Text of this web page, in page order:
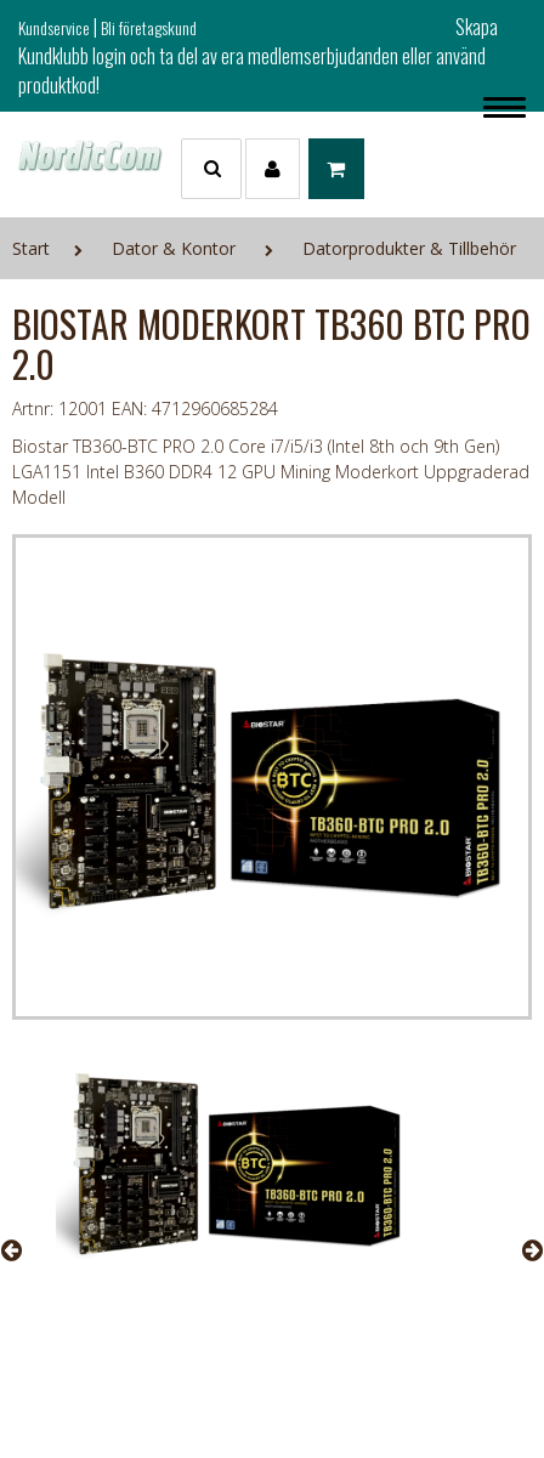
Kundservice|Bli företagskund
Skapa
Kundklubb login och ta del av era medlemserbjudanden eller använd
produktkod!
Start Dator & Kontor Datorprodukter & Tillbehör
BIOSTAR MODERKORT TB360 BTC PRO
2.0
Artnr: 12001 EAN: 4712960685284
Biostar TB360-BTC PRO 2.0 Core i7/i5/i3 (Intel 8th och 9th Gen)
LGA1151 Intel B360 DDR4 12 GPU Mining Moderkort Uppgraderad
Modell